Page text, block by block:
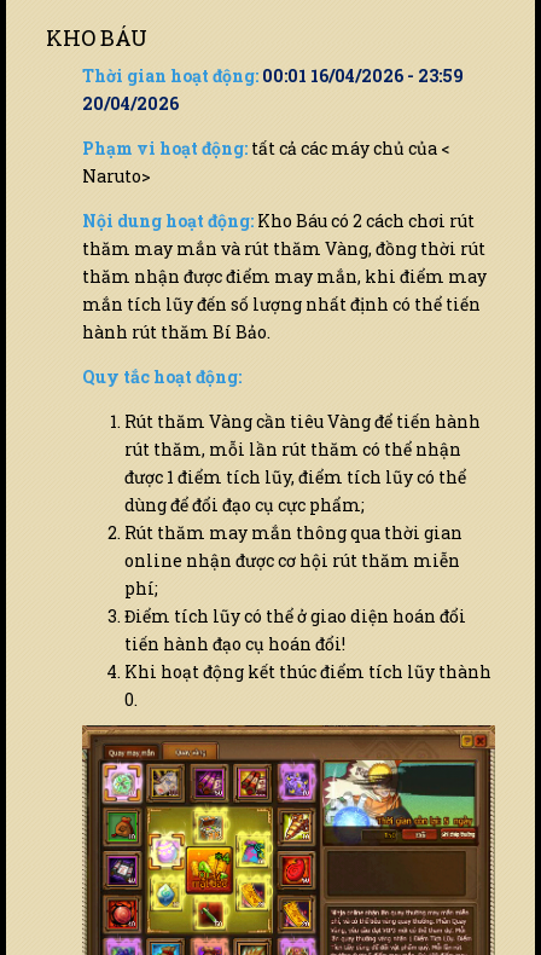
KHO BÁU
Thời gian hoạt động: 00:01 16/04/2026 - 23:59
20/04/2026
Phạm vi hoạt động: tất cả các máy chủ của <
Naruto>
Nội dung hoạt động: Kho Báu có 2 cách chơi rút
thăm may mắn và rút thăm Vàng, đồng thời rút
thăm nhận được điểm may mắn, khi điểm may
mắn tích lũy đến số lượng nhất định có thể tiến
hành rút thăm Bí Bảo.
Quy tắc hoạt động:
Rút thăm Vàng cần tiêu Vàng để tiến hành
rút thăm, mỗi lần rút thăm có thể nhận
được 1 điểm tích lũy, điểm tích lũy có thể
dùng để đổi đạo cụ cực phẩm;
Rút thăm may mắn thông qua thời gian
online nhận được cơ hội rút thăm miễn
phí;
Điểm tích lũy có thể ở giao diện hoán đổi
tiến hành đạo cụ hoán đổi!
Khi hoạt động kết thúc điểm tích lũy thành
0.